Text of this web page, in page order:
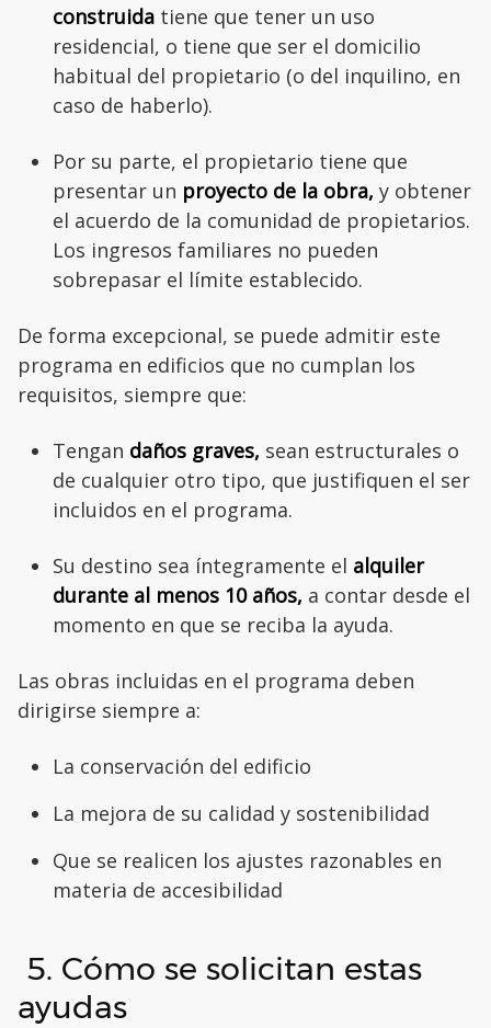
construida tiene que tener un uso
residencial, o tiene que ser el domicilio
habitual del propietario (o del inquilino, en
caso de haberlo).
Por su parte, el propietario tiene que
presentar un proyecto de la obra, y obtener
el acuerdo de la comunidad de propietarios.
Los ingresos familiares no pueden
sobrepasar el límite establecido.
De forma excepcional, se puede admitir este
programa en edificios que no cumplan los
requisitos, siempre que:
Tengan daños graves, sean estructurales o
de cualquier otro tipo, que justifiquen el ser
incluidos en el programa.
Su destino sea íntegramente el alquiler
durante al menos 10 años, a contar desde el
momento en que se reciba la ayuda.
Las obras incluidas en el programa deben
dirigirse siempre a:
La conservación del edificio
La mejora de su calidad y sostenibilidad
Que se realicen los ajustes razonables en
materia de accesibilidad
5. Cómo se solicitan estas
ayudas